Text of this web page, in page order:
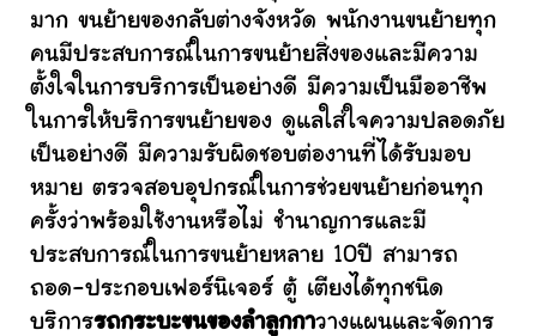
มาก ขนย้ายของกลับต่างจังหวัด พนักงานขนย้ายทุก
คนมีประสบการณ์ในการขนย้ายสิ่งของและมีความ
ตั้งใจในการบริการเป็นอย่างดี มีความเป็นมืออาชีพ
ในการให้บริการขนย้ายของ ดูแลใส่ใจความปลอดภัย
เป็นอย่างดี มีความรับผิดชอบต่องานที่ได้รับมอบ
หมาย ตรวจสอบอุปกรณ์ในการช่วยขนย้ายก่อนทุก
ครั้งว่าพร้อมใช้งานหรือไม่ ชำนาญการและมี
ประสบการณ์ในการขนย้ายหลาย 10ปี สามารถ
ถอด-ประกอบเฟอร์นิเจอร์ ตู้ เตียงได้ทุกชนิด
บริการรถกระบะขนของลำลูกกาวางแผนและจัดการ